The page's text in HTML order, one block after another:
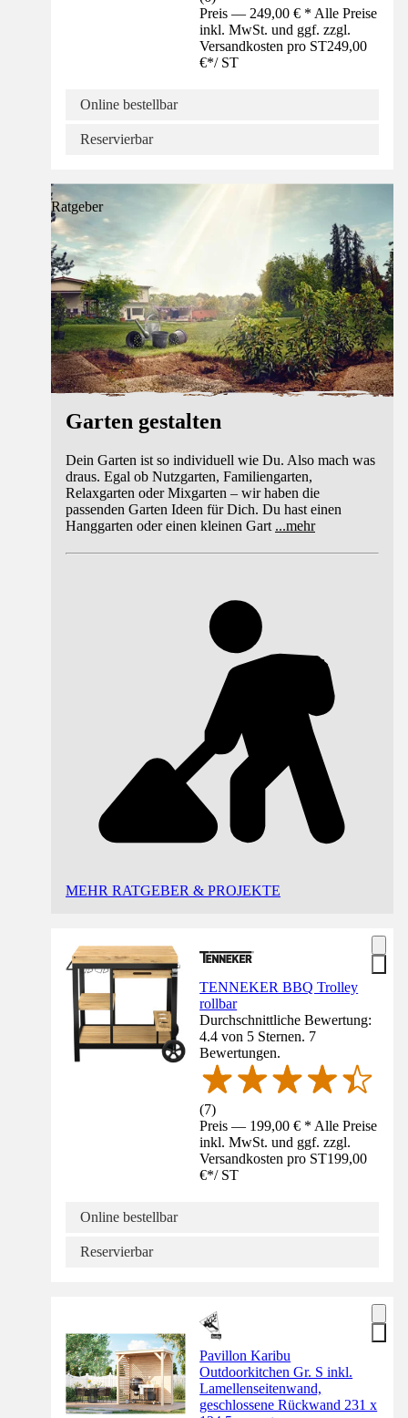
Preis — 249,00 € * Alle Preise
inkl. MwSt. und ggf. zzgl.
Versandkosten pro ST249,00
€*/ ST
Online bestellbar
Reservierbar
Ratgeber
Garten gestalten
Dein Garten ist so individuell wie Du. Also mach was
draus. Egal ob Nutzgarten, Familiengarten,
Relaxgarten oder Mixgarten – wir haben die
passenden Garten Ideen für Dich. Du hast einen
Hanggarten oder einen kleinen Gart ...mehr
MEHR RATGEBER & PROJEKTE
TENNEKER BBQ Trolley
rollbar
Durchschnittliche Bewertung:
4.4 von 5 Sternen. 7
Bewertungen.
(7)
Preis — 199,00 € * Alle Preise
inkl. MwSt. und ggf. zzgl.
Versandkosten pro ST199,00
€*/ ST
Online bestellbar
Reservierbar
Pavillon Karibu
Outdoorkitchen Gr. S inkl.
Lamellenseitenwand,
geschlossene Rückwand 231 x